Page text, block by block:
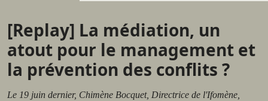
[Replay] La médiation, un
atout pour le management et
la prévention des conflits ?
Le 19 juin dernier, Chimène Bocquet, Directrice de l'Ifomène,